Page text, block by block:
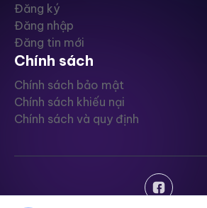
Đăng ký
Đăng nhập
Đăng tin mới
Chính sách
Chính sách bảo mật
Chính sách khiếu nại
Chính sách và quy định